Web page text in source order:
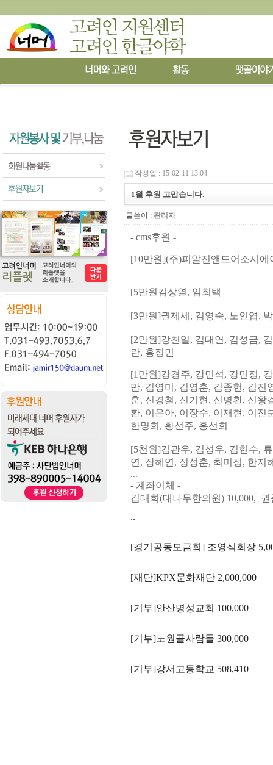
작성일 : 15-02-11 13:04
1월 후원 고맙습니다.
글쓴이 : 관리자
- cms후원 -
[10만원](주)피알진앤드어소시에
[5만원 김상열, 임희택
[3만원]권제세 , 김영숙, 노인엽,
[2만원]강천일, 김대연 , 김성금,
란, 홍정민
[1 만원]강경주, 강민석, 강민정,
만, 김영미, 김영훈, 김종헌, 김진
훈, 신경철, 신기현 , 신명환, 신왕
환, 이은아, 이장수, 이재현 , 이진
한명희, 황선주, 홍선희
[5천원]김관우, 김성우, 김현수,
연 , 장혜연 , 정성훈, 최미정, 한지
...
- 계좌이체 -
김대희(대나무한의원) 10,000,
..
[경기공동모금회] 조영식회장
[재단]KPX문화재단 2,000,000
[기부]안산명성교회 100,000
[기부]노원골사람들 300,000
[기부]강서고등학교 508,410